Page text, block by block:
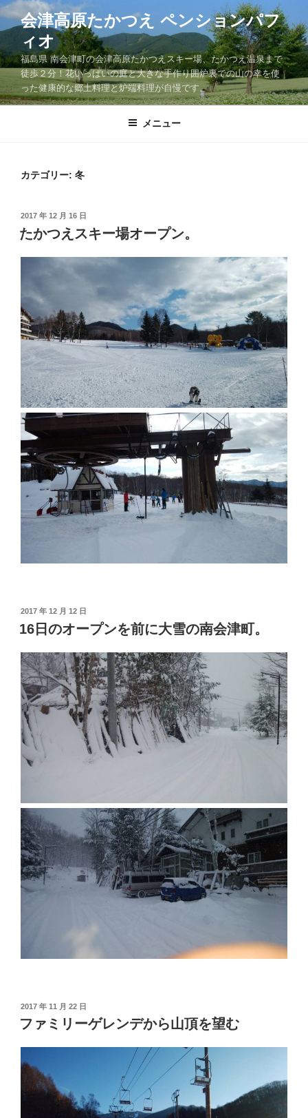
コ
ン
ツ
へ
ス
会津高原たかつえ ペンションパフ
ィオ
福島県 南会津町の会津高原たかつえスキー場、たかつえ温泉まで
徒歩２分！花いっぱいの庭と大きな手作り囲炉裏での山の幸を使
った健康的な郷土料理と炉端料理が自慢です。
メニュー
カテゴリー: 冬
投
稿
日:
2017 年 12 月 16 日
たかつえスキー場オープン。
投
稿
日:
2017 年 12 月 12 日
16日のオープンを前に大雪の南会津町。
投
稿
日:
2017 年 11 月 22 日
ファミリーゲレンデから山頂を望む